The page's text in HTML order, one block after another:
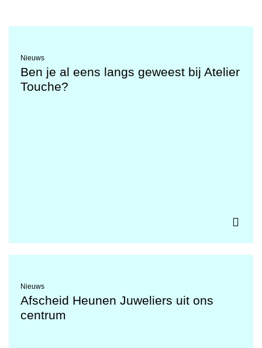
Nieuws
Ben je al eens langs geweest bij Atelier
Touche?
Nieuws
Afscheid Heunen Juweliers uit ons
centrum